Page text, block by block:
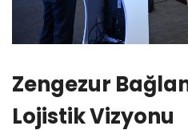
Zengezur
Lojistik Vizyonu